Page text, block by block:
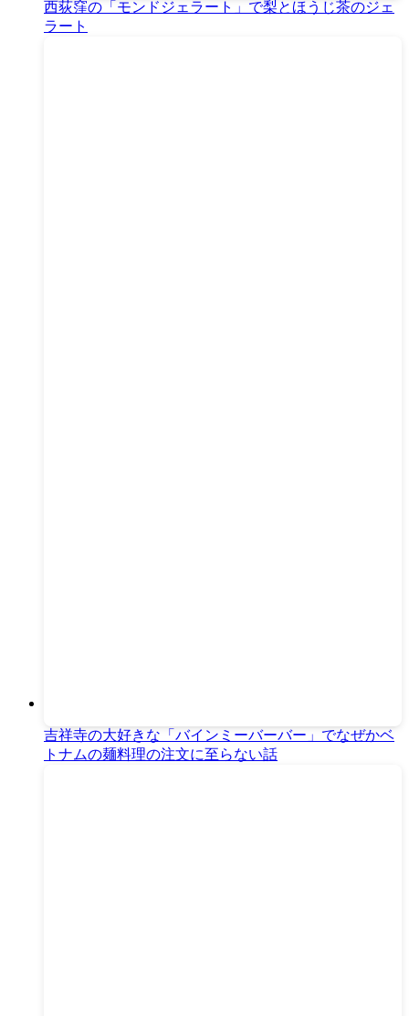
西荻窪の「モンドジェラート」で梨とほうじ茶のジェ
ラート
吉祥寺の大好きな「バインミーバーバー」でなぜかベ
トナムの麺料理の注文に至らない話